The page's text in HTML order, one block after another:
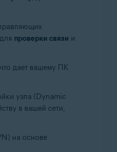
проверки связи и
дает вашему ПК
узла (Dynamic
в вашей сети,
на основе